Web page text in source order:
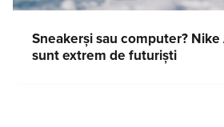
Sneakerși sau computer?
sunt extrem de futuriști